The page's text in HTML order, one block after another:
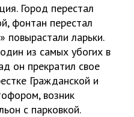
Город перестал
фонтан перестал
повырастали ларьки.
из самых убогих в
он прекратил свое
Гражданской и
возник
с парковкой.